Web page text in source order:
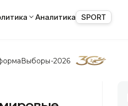
Аналитика SPORT
Выборы-2026